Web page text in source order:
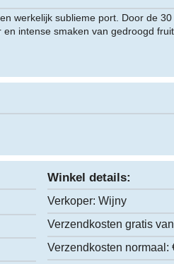
werkelijk sublieme port. Door de
intense smaken van gedroogd
Winkel details:
Verkoper: Wijny
Verzendkosten gratis
Verzendkosten normaal: